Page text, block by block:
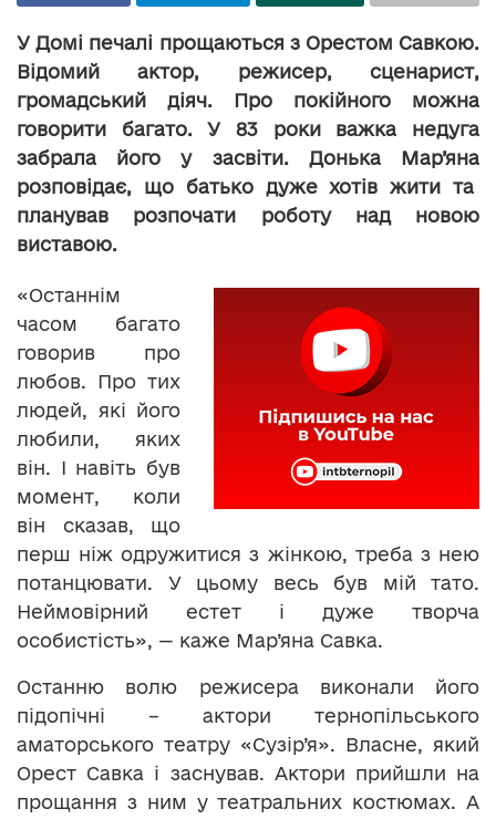
У Домі печалі прощаються з Орестом Савкою.
Відомий актор, режисер, сценарист,
громадський діяч. Про покійного можна
говорити багато. У 83 роки важка недуга
забрала його у засвіти. Донька Мар’яна
розповідає, що батько дуже хотів жити та
планував розпочати роботу над новою
виставою.
«Останнім
часом багато
говорив про
любов. Про тих
людей, які його
любили, яких
він. І навіть був
момент, коли
він сказав, що
перш ніж одружитися з жінкою, треба з нею
потанцювати. У цьому весь був мій тато.
Неймовірний естет і дуже творча
особистість», — каже Мар’яна Савка.
Останню волю режисера виконали його
підопічні – актори тернопільського
аматорського театру «Сузір’я». Власне, який
Орест Савка і заснував. Актори прийшли на
прощання з ним у театральних костюмах. А